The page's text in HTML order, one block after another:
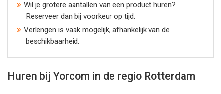
Wil je grotere aantallen van een product huren?
Reserveer dan bij voorkeur op tijd.
Verlengen is vaak mogelijk, afhankelijk van de
beschikbaarheid.
Huren bij Yorcom in de regio Rotterdam